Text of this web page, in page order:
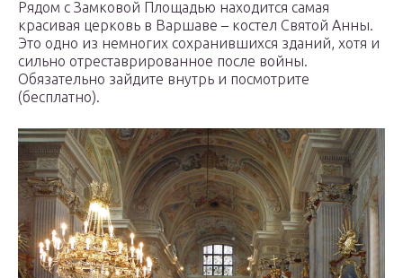
Рядом с Замковой Площадью находится самая
красивая церковь в Варшаве – костел Святой Анны.
Это одно из немногих сохранившихся зданий, хотя и
сильно отреставрированное после войны.
Обязательно зайдите внутрь и посмотрите
(бесплатно).